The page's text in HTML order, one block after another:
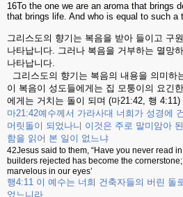
16To the one we are an aroma that brings
that brings life. And who is equal to such a
그리스도의 향기는 복음을 받아 들이고 구원
나타납니다. 그러나 복음을 거부하는 멸망
나타납니다.
그리스도의 향기는 복음의 내용을 의미하
이 복음이 성도들에게는 집 모퉁이의 요긴한
에게는 거치는 돌이 되며 (마21:42, 행 4:11)
마21:42예수께서 가라사대 너희가 성경에
머릿돌이 되었나니 이것은 주로 말미암아
함을 읽어 본 일이 없느냐
42Jesus said to them, “Have you never read in
builders rejected has become the
marvelous in our eyes’
행4:11 이 예수는 너희 건축자들의 버린 돌
었느니라